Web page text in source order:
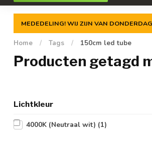
MEDEDELING! WIJ ZIJN VAN
Home / Tags / 150cm led tube
Producten getagd
Lichtkleur
4000K (Neutraal wit) (1)